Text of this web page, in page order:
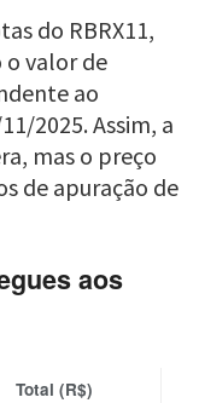
do RBRX11,
valor de
ao
2025. Assim, a
mas o preço
de apuração de
aos
Total (R$)